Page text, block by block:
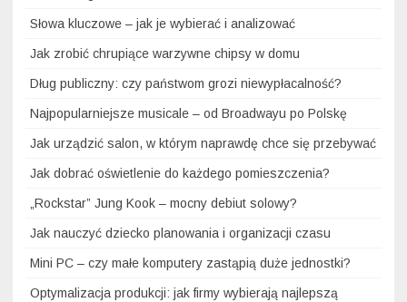
Słowa kluczowe – jak je wybierać i analizować
Jak zrobić chrupiące warzywne chipsy w domu
Dług publiczny: czy państwom grozi niewypłacalność?
Najpopularniejsze musicale – od Broadwayu po Polskę
Jak urządzić salon, w którym naprawdę chce się przebywać
Jak dobrać oświetlenie do każdego pomieszczenia?
„Rockstar” Jung Kook – mocny debiut solowy?
Jak nauczyć dziecko planowania i organizacji czasu
Mini PC – czy małe komputery zastąpią duże jednostki?
Optymalizacja produkcji: jak firmy wybierają najlepszą